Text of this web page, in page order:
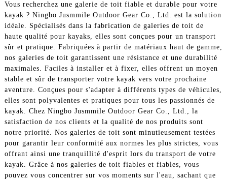
Vous recherchez une galerie de toit fiable et durable pour votre
kayak ? Ningbo Jusmmile Outdoor Gear Co., Ltd. est la solution
idéale. Spécialisés dans la fabrication de galeries de toit de
haute qualité pour kayaks, elles sont conçues pour un transport
sûr et pratique. Fabriquées à partir de matériaux haut de gamme,
nos galeries de toit garantissent une résistance et une durabilité
maximales. Faciles à installer et à fixer, elles offrent un moyen
stable et sûr de transporter votre kayak vers votre prochaine
aventure. Conçues pour s'adapter à différents types de véhicules,
elles sont polyvalentes et pratiques pour tous les passionnés de
kayak. Chez Ningbo Jusmmile Outdoor Gear Co., Ltd., la
satisfaction de nos clients et la qualité de nos produits sont
notre priorité. Nos galeries de toit sont minutieusement testées
pour garantir leur conformité aux normes les plus strictes, vous
offrant ainsi une tranquillité d'esprit lors du transport de votre
kayak. Grâce à nos galeries de toit fiables et fiables, vous
pouvez vous concentrer sur vos moments sur l'eau, sachant que